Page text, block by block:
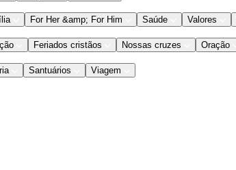
For Her &amp; For Him Saúde Valores
Feriados cristãos Nossas cruzes Oração
Santuários Viagem